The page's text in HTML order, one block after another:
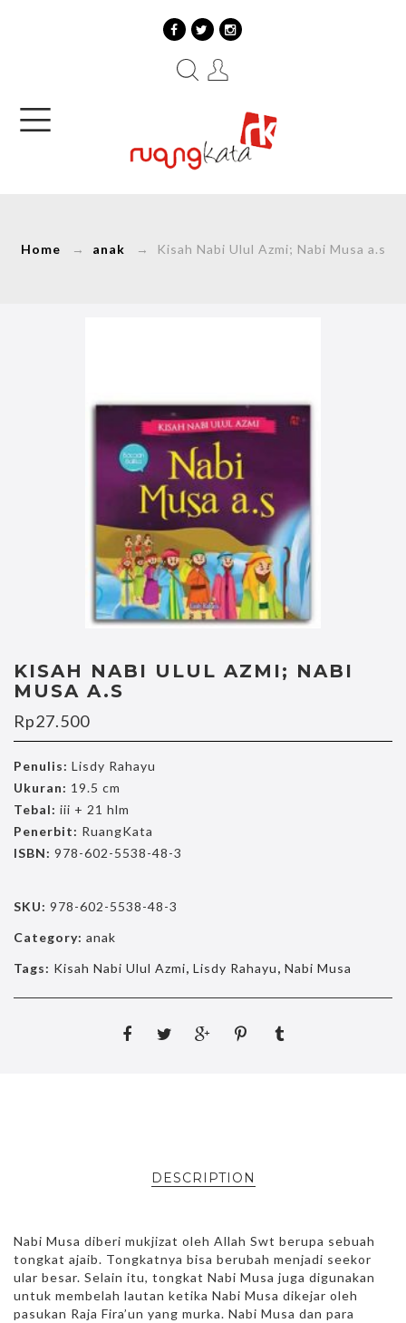
Home → anak → Kisah Nabi Ulul Azmi; Nabi Musa a.s
KISAH NABI ULUL AZMI; NABI
MUSA A.S
Rp27.500
Penulis: Lisdy Rahayu
Ukuran: 19.5 cm
Tebal: iii + 21 hlm
Penerbit: RuangKata
ISBN: 978-602-5538-48-3
SKU: 978-602-5538-48-3
Category: anak
Tags: Kisah Nabi Ulul Azmi, Lisdy Rahayu, Nabi Musa
DESCRIPTION
Nabi Musa diberi mukjizat oleh Allah Swt berupa sebuah
tongkat ajaib. Tongkatnya bisa berubah menjadi seekor
ular besar. Selain itu, tongkat Nabi Musa juga digunakan
untuk membelah lautan ketika Nabi Musa dikejar oleh
pasukan Raja Fira’un yang murka. Nabi Musa dan para